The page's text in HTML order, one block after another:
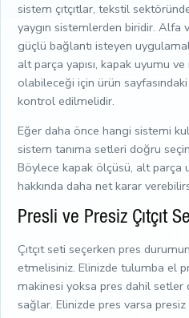
sistem çıtçıtlar, tekstil
yaygın sistemlerden biridir. Alfa
güçlü bağlantı isteyen
alt parça yapısı, kapak uyumu ve
olabileceği için ürün
kontrol edilmelidir.
Eğer daha önce hangi sistemi
sistem tanıma setleri doğru
Böylece kapak ölçüsü, alt parça
hakkında daha net karar
Presli ve Presiz Çıtçıt
Çıtçıt seti seçerken pres
etmelisiniz. Elinizde tulumba el
makinesi yoksa pres dahil setler
sağlar. Elinizde pres varsa